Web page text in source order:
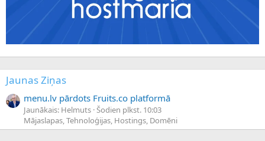
Jaunas Ziņas
menu.lv pārdots Fruits.co platformā
Jaunākais: Helmuts Šodien plkst. 10:03
Mājaslapas, Tehnoloģijas, Hostings, Domēni